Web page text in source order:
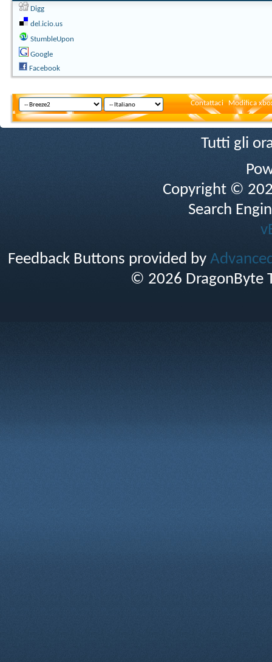
Digg
del.icio.us
StumbleUpon
Google
Facebook
Contattaci Modifica
Tutti gli
Copyright ©
Search
Feedback Buttons provided by
© 2026 DragonByte